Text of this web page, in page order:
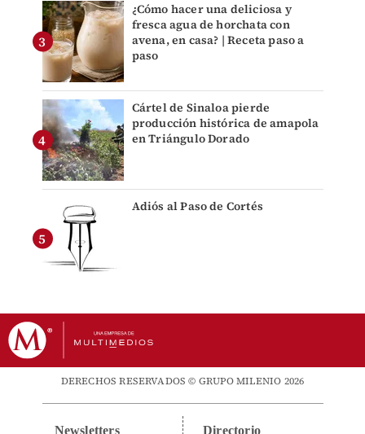
¿Cómo hacer una deliciosa y
fresca agua de horchata con
avena, en casa? | Receta paso a
paso
Cártel de Sinaloa pierde
producción histórica de amapola
en Triángulo Dorado
Adiós al Paso de Cortés
DERECHOS RESERVADOS © GRUPO MILENIO 2026
Newsletters Directorio